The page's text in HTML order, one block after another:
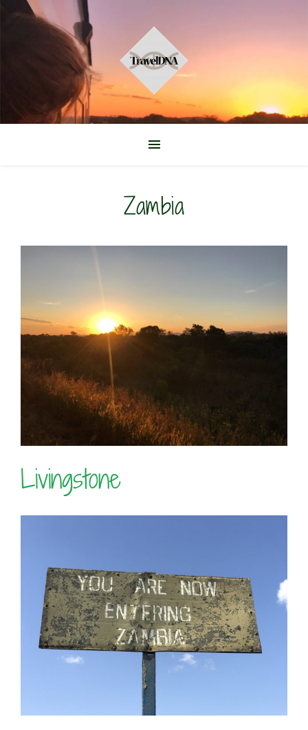
Zambia
Livingstone